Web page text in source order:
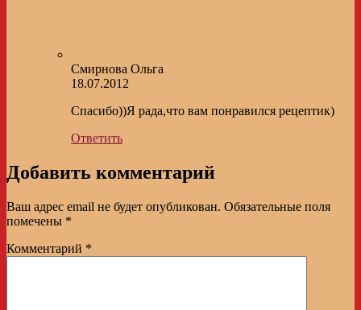
Смирнова Ольга
18.07.2012
Спасибо))Я рада,что вам понравился рецептик)
Ответить
Добавить комментарий
Ваш адрес email не будет опубликован. Обязательные поля
помечены *
Комментарий *